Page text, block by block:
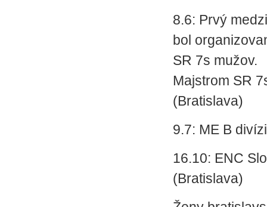
8.6: Prvý
bol
SR 7s mužov.
Majstrom SR
(Bratislava)
9.7: ME B
16.10: ENC
(Bratislava)